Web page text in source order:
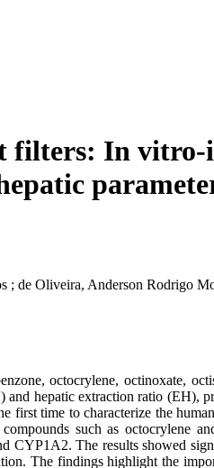
filters: In
; de Oliveira, Anderson Rodrigo
octocrylene, octinoxate,
hepatic extraction ratio (EH),
first time to characterize the
such as octocrylene
The results showed
The findings highlight the